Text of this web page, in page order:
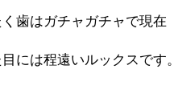
歯はガチャガチャで現在
には程遠いルックスです。